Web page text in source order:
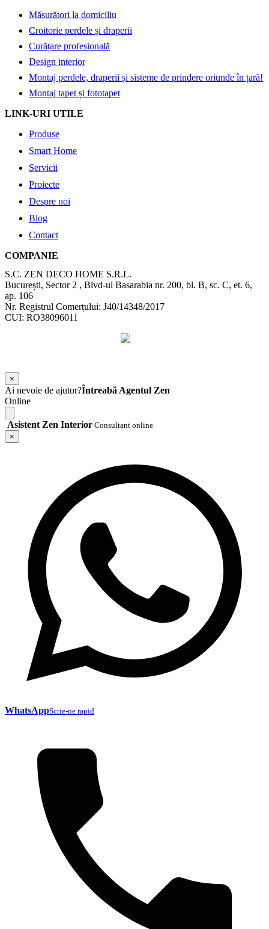
Măsurători la domiciliu
Croitorie perdele și draperii
Curățare profesională
Design interior
Montaj perdele, draperii și sisteme de prindere oriunde în țară!
Montaj tapet și fototapet
LINK-URI UTILE
Produse
Smart Home
Servicii
Proiecte
Despre noi
Blog
Contact
COMPANIE
S.C. ZEN DECO HOME S.R.L.
București, Sector 2 , Blvd-ul Basarabia nr. 200, bl. B, sc. C, et. 6,
ap. 106
Nr. Registrul Comerțului: J40/14348/2017
CUI: RO38096011
×
Ai nevoie de ajutor?Întreabă Agentul Zen
Online
Asistent Zen Interior Consultant online
×
WhatsAppScrie-ne rapid